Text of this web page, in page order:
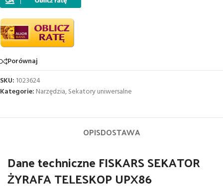
Porównaj
SKU: 1023624
Kategorie: Narzędzia,Sekatory uniwersalne
OPISDOSTAWA
Dane techniczne FISKARS SEKATOR
ŻYRAFA TELESKOP UPX86